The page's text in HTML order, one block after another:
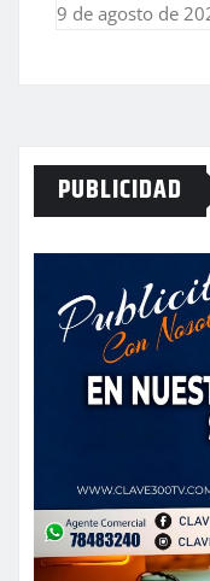
9 de agosto de
PUBLICIDAD